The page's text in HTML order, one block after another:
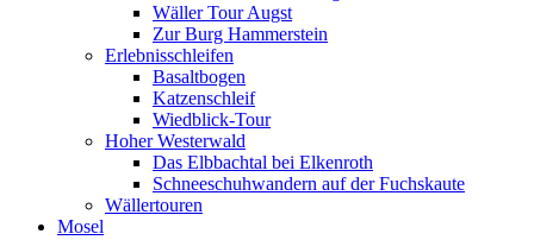
Wäller Tour Augst
Zur Burg Hammerstein
Erlebnisschleifen
Basaltbogen
Katzenschleif
Wiedblick-Tour
Hoher Westerwald
Das Elbbachtal bei Elkenroth
Schneeschuhwandern auf der Fuchskaute
Wällertouren
Mosel